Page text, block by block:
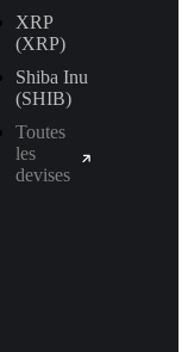
XRP
(XRP)
Shiba Inu
(SHIB)
Toutes
les
devises